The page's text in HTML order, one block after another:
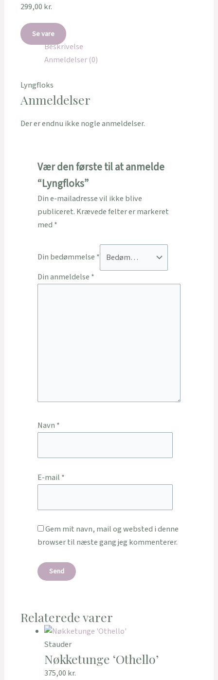
299,00 kr.
Se vare
Beskrivelse
Anmeldelser (0)
Lyngfloks
Anmeldelser
Der er endnu ikke nogle anmeldelser.
Vær den første til at anmelde
“Lyngfloks”
Din e-mailadresse vil ikke blive
publiceret. Krævede felter er markeret
med *
Din bedømmelse *
Din anmeldelse *
Navn *
E-mail *
Gem mit navn, mail og websted i denne
browser til næste gang jeg kommenterer.
Relaterede varer
Stauder
Nøkketunge ‘Othello’
375,00 kr.